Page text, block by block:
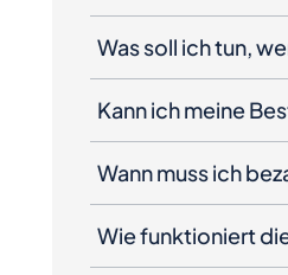
Was soll ich tun,
Kann ich meine
Wann muss ich
Wie funktioniert